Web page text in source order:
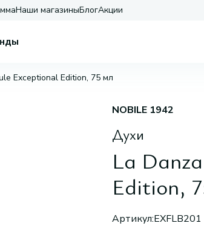
Наши магазиныБлогАкции
Exceptional Edition, 75 мл
NOBILE 1942
Духи
La
Edition,
Артикул:EXFLB201